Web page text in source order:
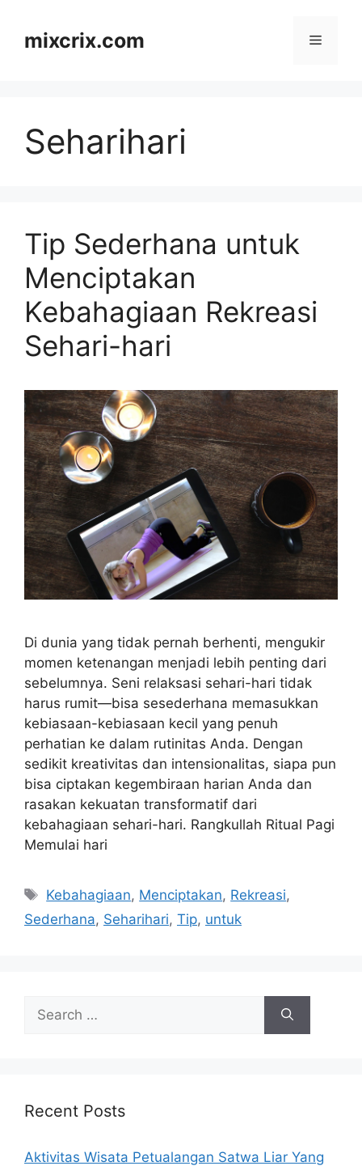
contentmixcrix.com Menu
Seharihari
Tip Sederhana untuk
Menciptakan
Kebahagiaan Rekreasi
Sehari-hari
Di dunia yang tidak pernah berhenti, mengukir
momen ketenangan menjadi lebih penting dari
sebelumnya. Seni relaksasi sehari-hari tidak
harus rumit—bisa sesederhana memasukkan
kebiasaan-kebiasaan kecil yang penuh
perhatian ke dalam rutinitas Anda. Dengan
sedikit kreativitas dan intensionalitas, siapa pun
bisa ciptakan kegembiraan harian Anda dan
rasakan kekuatan transformatif dari
kebahagiaan sehari-hari. Rangkullah Ritual Pagi
Memulai hari
Tags
Kebahagiaan, Menciptakan, Rekreasi,
Sederhana, Seharihari, Tip, untuk
for:
Recent Posts
Aktivitas Wisata Petualangan Satwa Liar Yang